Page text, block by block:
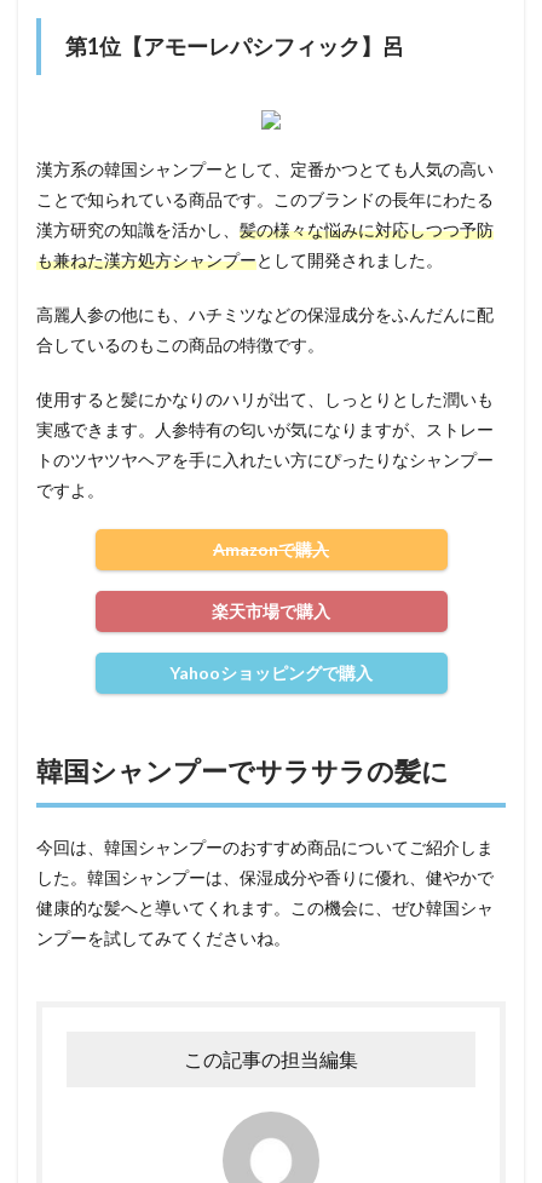
第1位【アモーレパシフィック】呂
漢方系の韓国シャンプーとして、定番かつとても人気の高い
ことで知られている商品です。このブランドの長年にわたる
漢方研究の知識を活かし、 髪の様々な悩みに対応しつつ予防
も兼ねた漢方処方シャンプーとして開発されました。
高麗人参の他にも、ハチミツなどの保湿成分をふんだんに配
合しているのもこの商品の特徴です。
使用すると髪にかなりのハリが出て、しっとりとした潤いも
実感できます。人参特有の匂いが気になりますが、ストレー
トのツヤツヤヘアを手に入れたい方にぴったりなシャンプー
ですよ。
Amazonで購入
楽天市場で購入
Yahooショッピングで購入
韓国シャンプーでサラサラの髪に
今回は、韓国シャンプーのおすすめ商品についてご紹介しま
した。韓国シャンプーは、保湿成分や香りに優れ、健やかで
健康的な髪へと導いてくれます。この機会に、ぜひ韓国シャ
ンプーを試してみてくださいね。
この記事の担当編集